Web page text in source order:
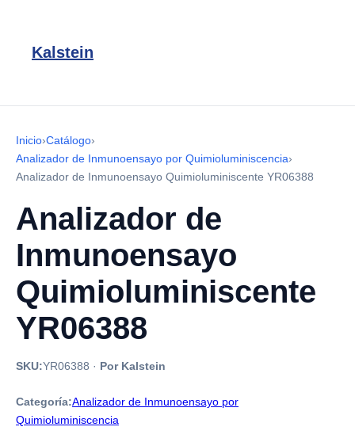
Kalstein
Inicio›Catálogo›
Analizador de Inmunoensayo por Quimioluminiscencia›
Analizador de Inmunoensayo Quimioluminiscente YR06388
Analizador de
Inmunoensayo
Quimioluminiscente
YR06388
SKU:YR06388 · Por Kalstein
Categoría:Analizador de Inmunoensayo por
Quimioluminiscencia